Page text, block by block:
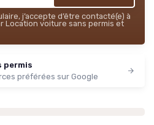
j’accepte d’être contacté(e) à
Location voiture sans permis et
permis
préférées sur Google